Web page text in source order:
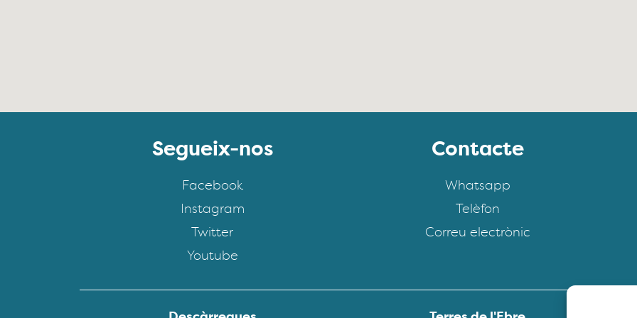
Segueix-nos
Facebook
Instagram
Twitter
Youtube
Contacte
Whatsapp
Telèfon
Correu electrònic